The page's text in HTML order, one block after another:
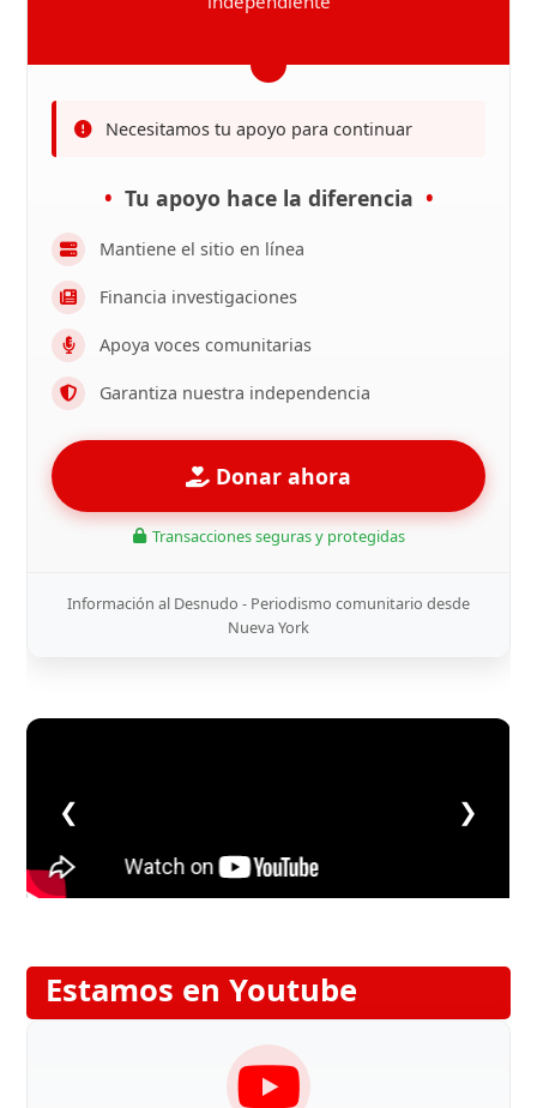
Necesitamos tu apoyo para continuar
Tu apoyo hace la diferencia
Mantiene el sitio en línea
Financia investigaciones
Apoya voces comunitarias
Garantiza nuestra independencia
Donar ahora
Transacciones seguras y protegidas
Información al Desnudo - Periodismo comunitario desde
Nueva York
❮ ❯
Estamos en Youtube